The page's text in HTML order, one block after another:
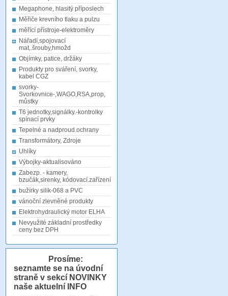
Megaphone, hlasitý příposlech
Měřiče krevního tlaku a pulzu
měřící přístroje-elektroměry
Nářadí,spojovací
mat,.šrouby,hmožd
Objímky, patice, držáky
Produkty pro sváření, svorky,
kabel CGZ
svorky-
Svorkovnice-,WAGO,RSA,prop,
můstky
T6 jednotky,signálky.-kontrolky
spínací prvky
Tepelné a nadproud.ochrany
Transformátory, Zdroje
Uhlíky
Výbojky-aktualisováno
Zabezp. - kamery,
bzučák,sirenky, kódovací.zařízení
bužírky silik-068 a PVC
vánoční zlevněné produkty
Elektrohydraulický motor ELHA
Nevyužité základní prostředky
ceny bez DPH
Prosíme:
seznamte se na úvodní
straně v sekcí NOVINKY
naše aktuelní INFO